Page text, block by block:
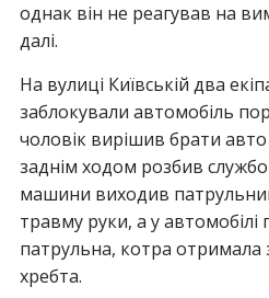
однак він не реагував на
далі.
На вулиці Київській два
заблокували автомобіль
чоловік вирішив брати авто
заднім ходом розбив
машини виходив
травму руки, а у автомобілі
патрульна, котра отримала
хребта.